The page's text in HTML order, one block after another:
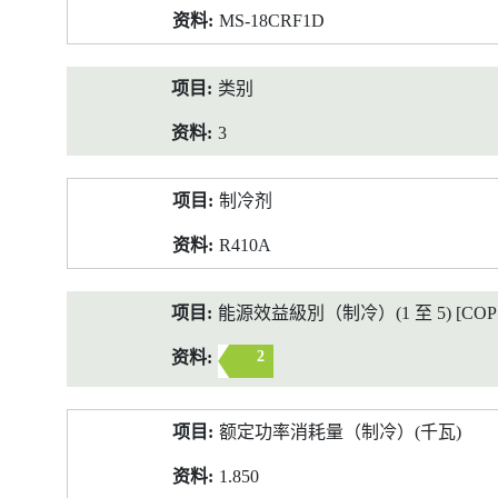
MS-18CRF1D
类别
3
制冷剂
R410A
能源效益級別（制冷）(1 至 5) [COP
2
额定功率消耗量（制冷）(千瓦)
1.850